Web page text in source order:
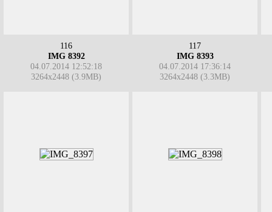
116
IMG 8392
04.07.2014 12:52:18
3264x2448 (3.9MB)
117
IMG 8393
04.07.2014 17:36:14
3264x2448 (3.3MB)